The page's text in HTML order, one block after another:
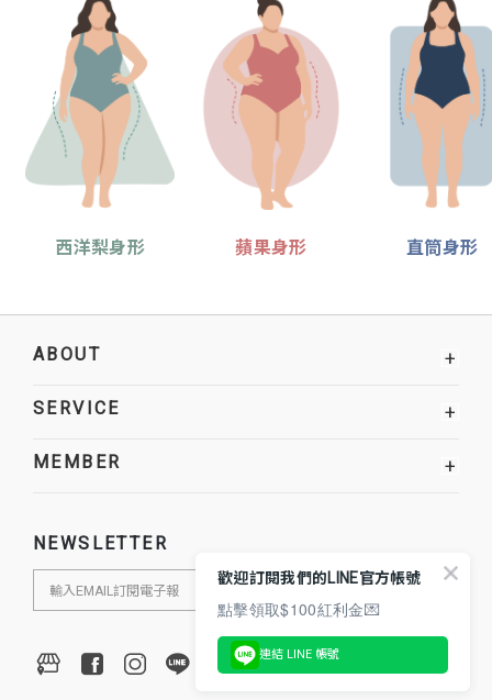
西洋梨身形 蘋果身形 直筒身形
ABOUT +
SERVICE +
MEMBER +
NEWSLETTER
歡迎訂閱我們的LINE官方帳號
點擊領取$100紅利金💌
連結 LINE 帳號